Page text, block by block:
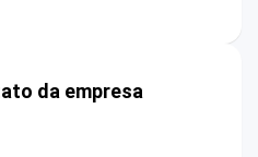
da empresa